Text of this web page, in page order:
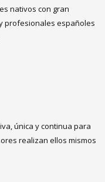
nativos con gran
profesionales españoles
única y continua para
realizan ellos mismos